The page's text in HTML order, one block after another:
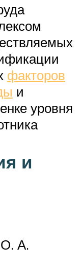
факторов
и
уровня
и
А.